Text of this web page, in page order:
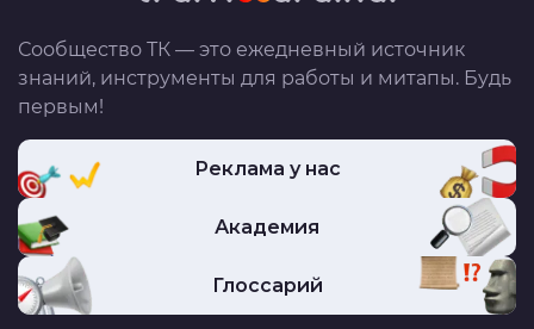
Сообщество ТК — это ежедневный источник
знаний, инструменты для работы и митапы. Будь
первым!
Реклама у нас
Академия
Глоссарий